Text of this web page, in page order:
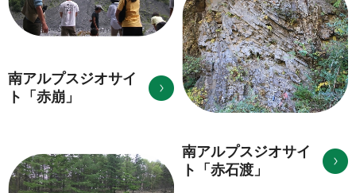
南アルプスジオサイ
ト「赤崩」
南アルプスジオサイ
ト「赤石渡」